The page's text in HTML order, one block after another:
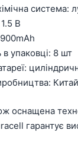
система:
В
в упаковці: 8 шт
Китай
оснащена
гарантує